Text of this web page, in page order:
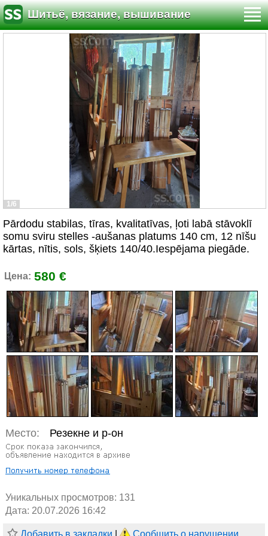
Шитьё, вязание, вышивание
1/6
Pārdodu stabilas, tīras, kvalitatīvas, ļoti labā stāvoklī
somu sviru stelles -aušanas platums 140 cm, 12 nīšu
kārtas, nītis, sols, šķiets 140/40.Iespējama piegāde.
Цена: 580 €
Место: Резекне и р-он
Уникальных просмотров: 131
Дата: 20.07.2026 16:42
Добавить в закладки Сообщить о нарушении